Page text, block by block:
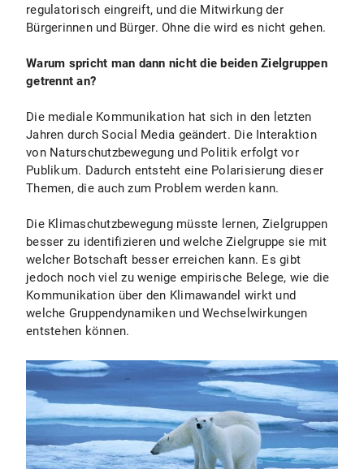
regulatorisch eingreift, und die Mitwirkung der
Bürgerinnen und Bürger. Ohne die wird es nicht gehen.
Warum spricht man dann nicht die beiden Zielgruppen
getrennt an?
Die mediale Kommunikation hat sich in den letzten
Jahren durch Social Media geändert. Die Interaktion
von Naturschutzbewegung und Politik erfolgt vor
Publikum. Dadurch entsteht eine Polarisierung dieser
Themen, die auch zum Problem werden kann.
Die Klimaschutzbewegung müsste lernen, Zielgruppen
besser zu identifizieren und welche Zielgruppe sie mit
welcher Botschaft besser erreichen kann. Es gibt
jedoch noch viel zu wenige empirische Belege, wie die
Kommunikation über den Klimawandel wirkt und
welche Gruppendynamiken und Wechselwirkungen
entstehen können.